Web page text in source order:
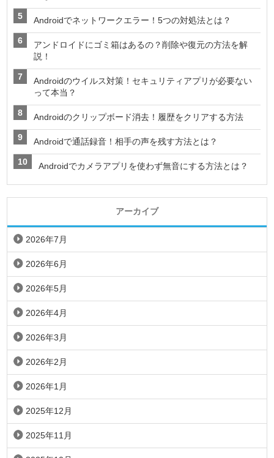
Androidでネットワークエラー！5つの対処法とは？
アンドロイドにゴミ箱はあるの？削除や復元の方法を解
説！
Androidのウイルス対策！セキュリティアプリが必要ない
って本当？
Androidのクリップボード消去！履歴をクリアする方法
Androidで通話録音！相手の声を残す方法とは？
Androidでカメラアプリを使わず無音にする方法とは？
アーカイブ
2026年7月
2026年6月
2026年5月
2026年4月
2026年3月
2026年2月
2026年1月
2025年12月
2025年11月